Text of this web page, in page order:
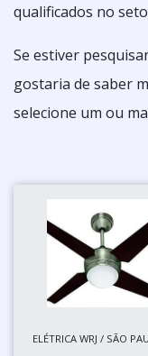
qualificados no
Se estiver
gostaria de saber
selecione um ou
ELÉTRICA WRJ / SÃO